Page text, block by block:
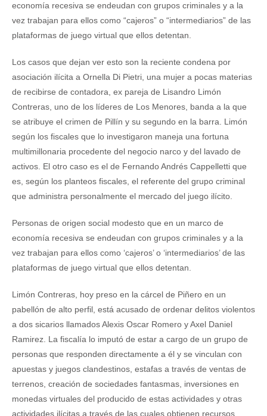
economía recesiva se endeudan con grupos criminales y a la
vez trabajan para ellos como “cajeros” o “intermediarios” de las
plataformas de juego virtual que ellos detentan.
Los casos que dejan ver esto son la reciente condena por
asociación ilícita a Ornella Di Pietri, una mujer a pocas materias
de recibirse de contadora, ex pareja de Lisandro Limón
Contreras, uno de los líderes de Los Menores, banda a la que
se atribuye el crimen de Pillín y su segundo en la barra. Limón
según los fiscales que lo investigaron maneja una fortuna
multimillonaria procedente del negocio narco y del lavado de
activos. El otro caso es el de Fernando Andrés Cappelletti que
es, según los planteos fiscales, el referente del grupo criminal
que administra personalmente el mercado del juego ilícito.
Personas de origen social modesto que en un marco de
economía recesiva se endeudan con grupos criminales y a la
vez trabajan para ellos como ‘cajeros’ o ‘intermediarios’ de las
plataformas de juego virtual que ellos detentan.
Limón Contreras, hoy preso en la cárcel de Piñero en un
pabellón de alto perfil, está acusado de ordenar delitos violentos
a dos sicarios llamados Alexis Oscar Romero y Axel Daniel
Ramirez. La fiscalía lo imputó de estar a cargo de un grupo de
personas que responden directamente a él y se vinculan con
apuestas y juegos clandestinos, estafas a través de ventas de
terrenos, creación de sociedades fantasmas, inversiones en
monedas virtuales del producido de estas actividades y otras
actividades ilícitas a través de las cuales obtienen recursos